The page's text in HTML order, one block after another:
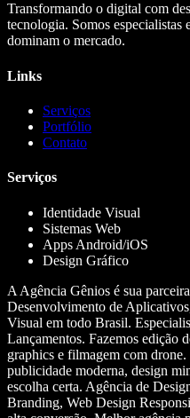
Transformando o digital com
tecnologia. Somos especialistas
dominam o mercado.
Links
Serviços
Portfólio
Contato
Serviços
Identidade Visual
Sistemas Web
Apps Android/iOS
Design Gráfico
A Agência Gênios é sua
Desenvolvimento de
Visual em todo Brasil.
Lançamentos. Fazemos edição
graphics e filmagem com
publicidade moderna, design
escolha certa. Agência de
Branding, Web Design